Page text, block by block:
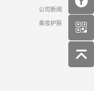
公司新闻
美妆护肤